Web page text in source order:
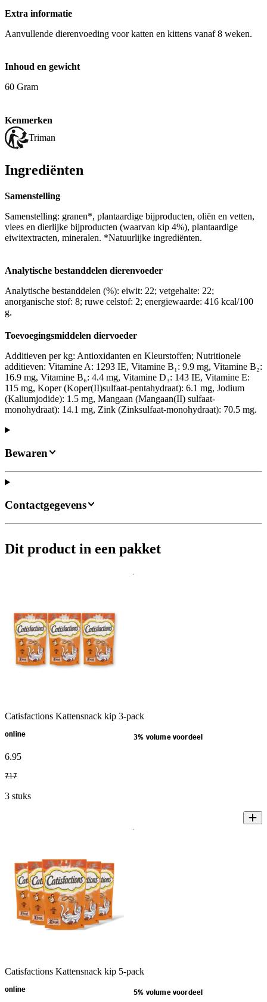
Extra informatie
Aanvullende dierenvoeding voor katten en kittens vanaf 8 weken.
Inhoud en gewicht
60 Gram
Kenmerken
Triman
Ingrediënten
Samenstelling
Samenstelling: granen*, plantaardige bijproducten, oliën en vetten,
vlees en dierlijke bijproducten (waarvan kip 4%), plantaardige
eiwitextracten, mineralen. *Natuurlijke ingrediënten.
Analytische bestanddelen dierenvoeder
Analytische bestanddelen (%): eiwit: 22; vetgehalte: 22;
anorganische stof: 8; ruwe celstof: 2; energiewaarde: 416 kcal/100
g.
Toevoegingsmiddelen diervoeder
Additieven per kg: Antioxidanten en Kleurstoffen; Nutritionele
additieven: Vitamine A: 1293 IE, Vitamine B₁: 9.9 mg, Vitamine B₂:
16.9 mg, Vitamine B₆: 4.4 mg, Vitamine D₃: 143 IE, Vitamine E:
115 mg, Koper (Koper(II)sulfaat-pentahydraat): 6.1 mg, Jodium
(Kaliumjodide): 1.5 mg, Mangaan (Mangaan(II) sulfaat-
monohydraat): 14.1 mg, Zink (Zinksulfaat-monohydraat): 70.5 mg.
Bewaren
Contactgegevens
Dit product in een pakket
Catisfactions Kattensnack kip 3-pack
online 3% volume voordeel
6.95
7.17
3 stuks
Catisfactions Kattensnack kip 5-pack
online 5% volume voordeel